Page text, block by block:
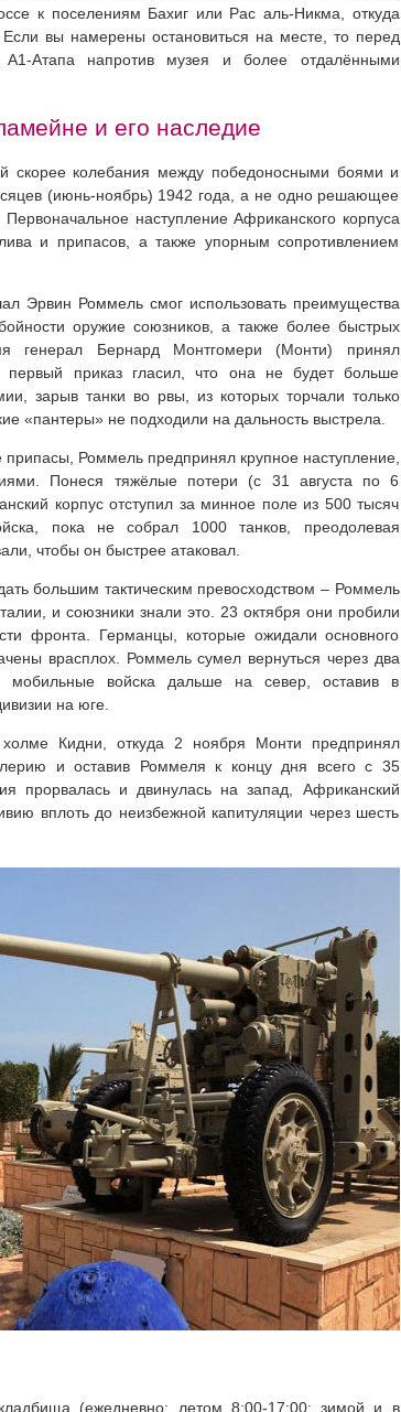
к поселениям Бахиг или Рас аль-Никма, откуда
вы намерены остановиться на месте, то перед
Атапа напротив музея и более отдалёнными
и его наследие
скорее колебания между победоносными боями и
(июнь-ноябрь) 1942 года, а не одно решающее
наступление Африканского корпуса
и припасов, а также упорным сопротивлением
Эрвин Роммель смог использовать преимущества
оружие союзников, а также более быстрых
Бернард Монтгомери (Монти) принял
приказ гласил, что она не будет больше
зарыв танки во рвы, из которых торчали только
«пантеры» не подходили на дальность выстрела.
Роммель предпринял крупное наступление,
Понеся тяжёлые потери (с 31 августа по 6
корпус отступил за минное поле из 500 тысяч
пока не собрал 1000 танков, преодолевая
чтобы он быстрее атаковал.
большим тактическим превосходством – Роммель
и союзники знали это. 23 октября они пробили
фронта. Германцы, которые ожидали основного
врасплох. Роммель сумел вернуться через два
мобильные войска дальше на север, оставив в
на юге.
Кидни, откуда 2 ноября Монти предпринял
и оставив Роммеля к концу дня всего с 35
прорвалась и двинулась на запад, Африканский
вплоть до неизбежной капитуляции через шесть
(ежедневно: летом 8:00-17:00; зимой и в